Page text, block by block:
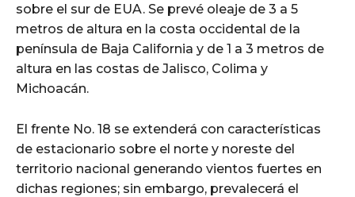
sobre el sur de EUA. Se prevé oleaje de 3 a 5
metros de altura en la costa occidental de la
península de Baja California y de 1 a 3 metros de
altura en las costas de Jalisco, Colima y
Michoacán.
El frente No. 18 se extenderá con características
de estacionario sobre el norte y noreste del
territorio nacional generando vientos fuertes en
dichas regiones; sin embargo, prevalecerá el